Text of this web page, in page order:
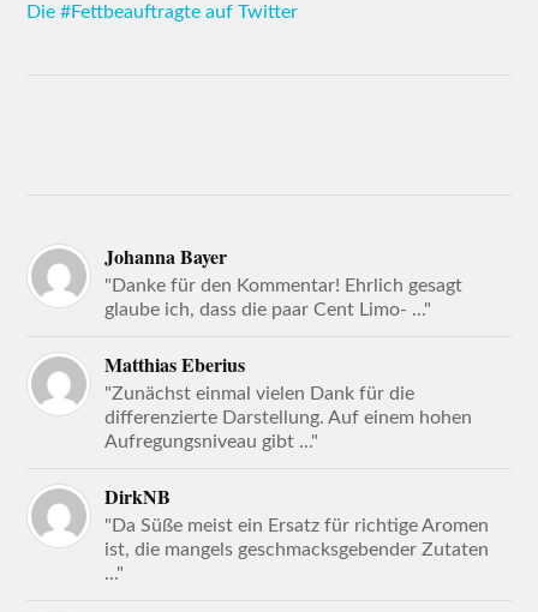
Die #Fettbeauftragte auf Twitter
Johanna Bayer
"Danke für den Kommentar! Ehrlich gesagt
glaube ich, dass die paar Cent Limo- ..."
Matthias Eberius
"Zunächst einmal vielen Dank für die
differenzierte Darstellung. Auf einem hohen
Aufregungsniveau gibt ..."
DirkNB
"Da Süße meist ein Ersatz für richtige Aromen
ist, die mangels geschmacksgebender Zutaten
..."